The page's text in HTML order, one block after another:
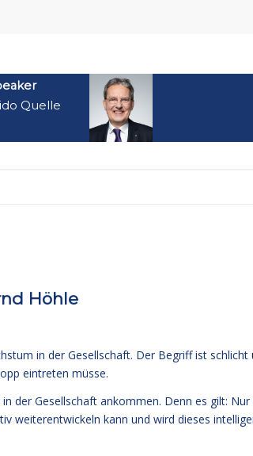
Quelle
Höhle
in der Gesellschaft. Der Begriff ist schlicht
eintreten müsse.
der Gesellschaft ankommen. Denn es gilt:
weiterentwickeln kann und wird dieses